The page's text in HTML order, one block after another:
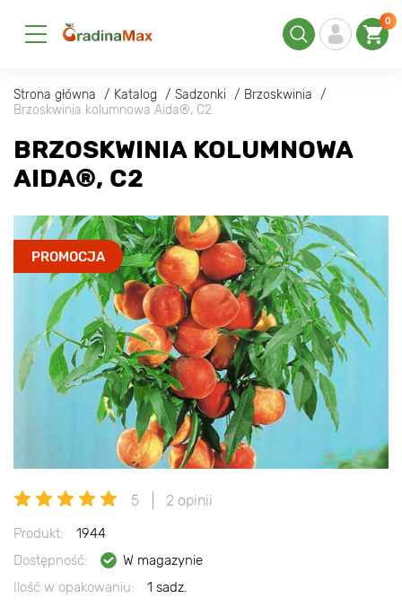
0
Strona główna Katalog Sadzonki
Brzoskwinia
Brzoskwinia kolumnowa Aida®, C2
BRZOSKWINIA KOLUMNOWA
AIDA®, C2
PROMOCJA
5 2 opinii
Produkt:
1944
Dostępność:
W magazynie
Ilość w opakowaniu:
1 sadz.